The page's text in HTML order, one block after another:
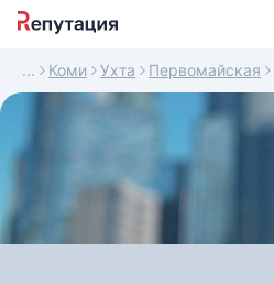
Коми Ухта Первомайская